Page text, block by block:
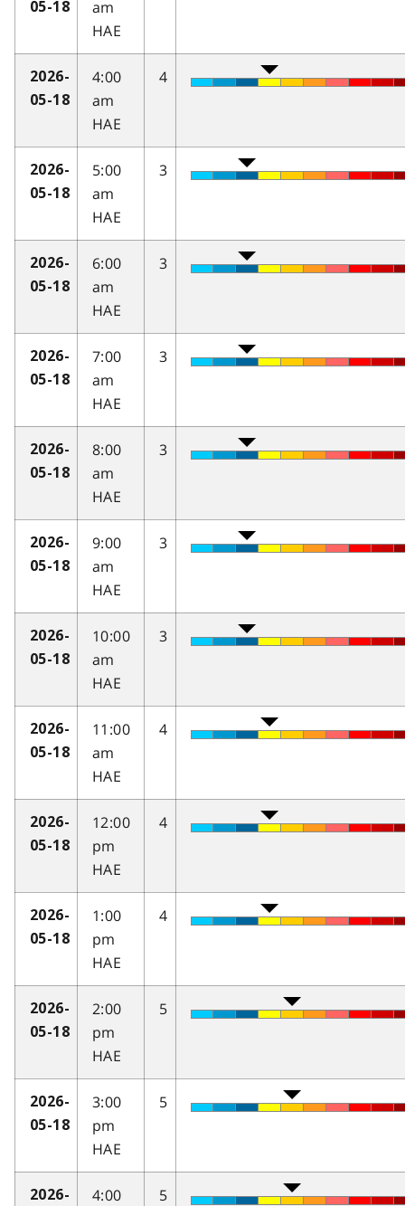
05-18
am
HAE
2026-
05-18
4:00
am
HAE
4
2026-
05-18
5:00
am
HAE
3
2026-
05-18
6:00
am
HAE
3
2026-
05-18
7:00
am
HAE
3
2026-
05-18
8:00
am
HAE
3
2026-
05-18
9:00
am
HAE
3
2026-
05-18
10:00
am
HAE
3
2026-
05-18
11:00
am
HAE
4
2026-
05-18
12:00
pm
HAE
4
2026-
05-18
1:00
pm
HAE
4
2026-
05-18
2:00
pm
HAE
5
2026-
05-18
3:00
pm
HAE
5
2026-
4:00
5